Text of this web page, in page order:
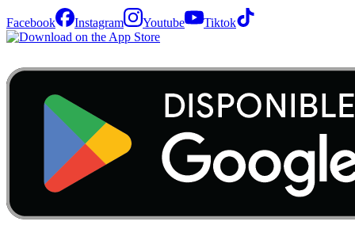
Facebook Instagram Youtube Tiktok